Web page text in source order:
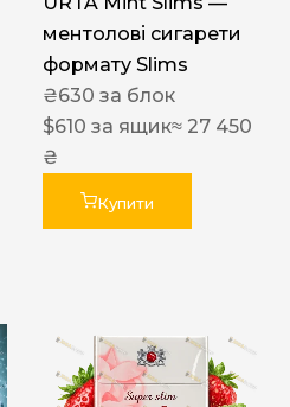
ментолові сигарети
формату Slims
₴630 за блок
$610 за ящик≈ 27 450
₴
Купити